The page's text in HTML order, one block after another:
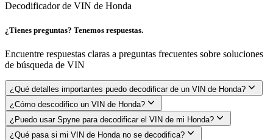
Decodificador de VIN de Honda
¿Tienes preguntas? Tenemos respuestas.
Encuentre respuestas claras a preguntas frecuentes sobre soluciones
de búsqueda de VIN
¿Qué detalles importantes puedo decodificar de un VIN de Honda?
¿Cómo descodifico un VIN de Honda?
¿Puedo usar Spyne para decodificar el VIN de mi Honda?
¿Qué pasa si mi VIN de Honda no se decodifica?